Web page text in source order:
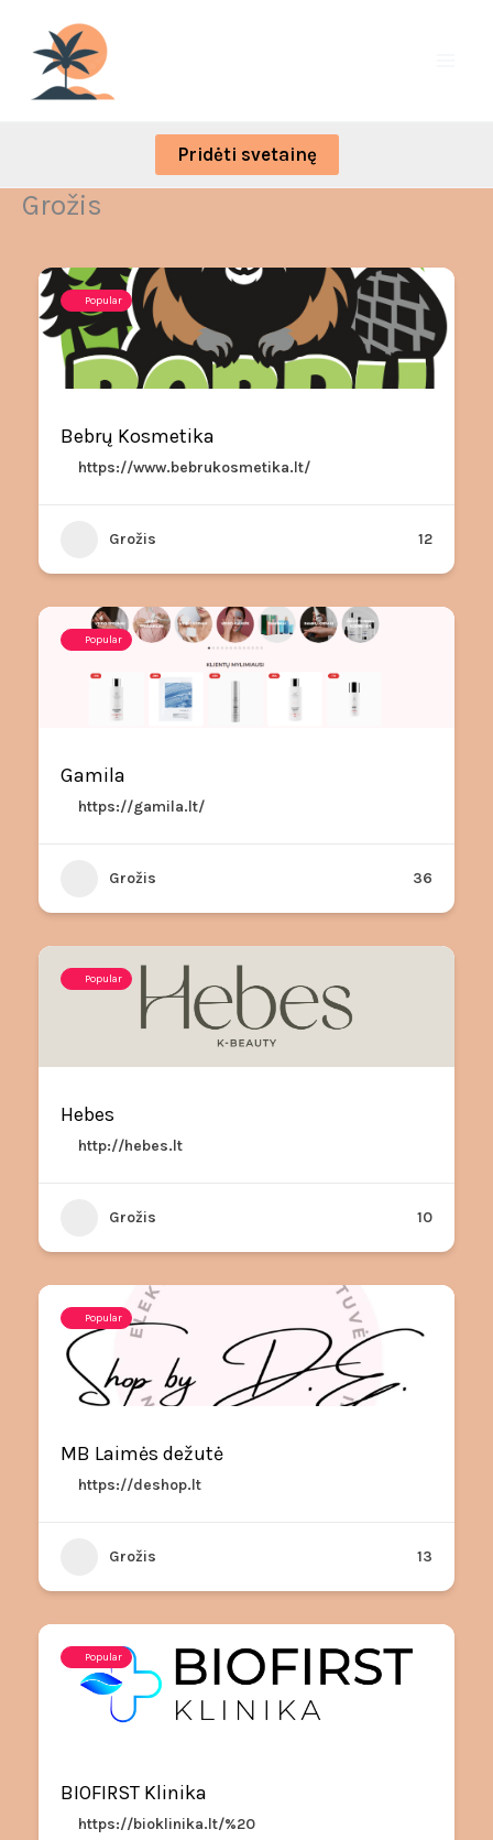
content
Pridėti svetainę
Grožis
Popular
Bebrų Kosmetika
https://www.bebrukosmetika.lt/
Grožis 12
Popular
Gamila
https://gamila.lt/
Grožis 36
Popular
Hebes
http://hebes.lt
Grožis 10
Popular
MB Laimės dežutė
https://deshop.lt
Grožis 13
Popular
BIOFIRST Klinika
https://bioklinika.lt/%20